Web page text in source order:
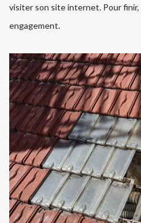
visiter son site internet. Pour
engagement.